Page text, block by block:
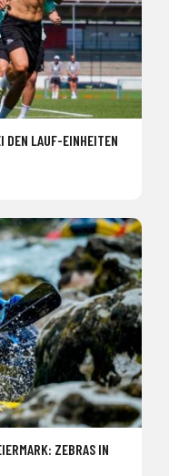
DEN LAUF-EINHEITEN
ZEBRAS IN